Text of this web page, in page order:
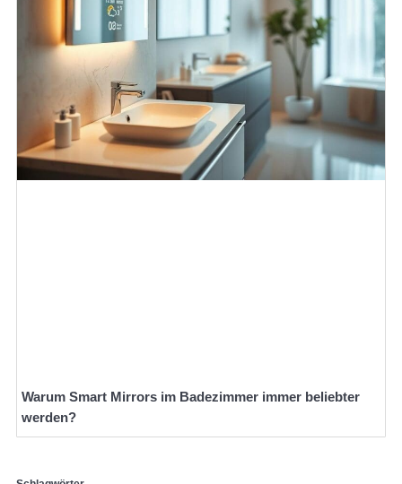
Warum Smart Mirrors im Badezimmer immer beliebter
werden?